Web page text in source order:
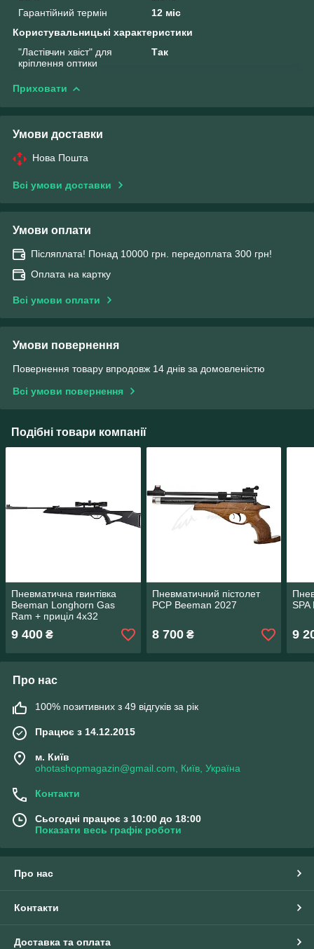
Гарантійний термін
12 міс
Користувальницькі характеристики
"Ластівчин хвіст" для
кріплення оптики
Так
Приховати
Умови доставки
Нова Пошта
Всі умови доставки
Умови оплати
Післяплата! Понад 10000 грн. передоплата 300 грн!
Оплата на картку
Всі умови оплати
Умови повернення
Повернення товару впродовж 14 днів за домовленістю
Всі умови повернення
Подібні товари компанії
Пневматична гвинтівка
Beeman Longhorn Gas
Ram + приціл 4х32
9 400 ₴
Пневматичний пістолет
PCP Beeman 2027
8 700₴
SPA
9
Про нас
100% позитивних з 49 відгуків за рік
Працює з 14.12.2015
м. Київ
ohotashopmagazin@gmail.com, Київ, Україна
Контакти
Сьогодні працює з 10:00 до 18:00
Показати весь графік роботи
Про нас
Контакти
Доставка та оплата